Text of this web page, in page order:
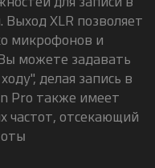
Выход XLR позволяет
микрофонов и
можете задавать
делая запись в
Pro также имеет
частот, отсекающий